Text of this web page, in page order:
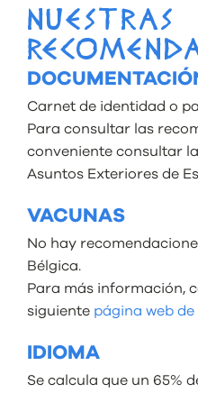
NUESTRAS
Carnet de identidad o
Para consultar las
conveniente consultar
Asuntos Exteriores de
VACUNAS
No hay
Bélgica.
Para más información,
siguiente página web de
IDIOMA
Se calcula que un 65%